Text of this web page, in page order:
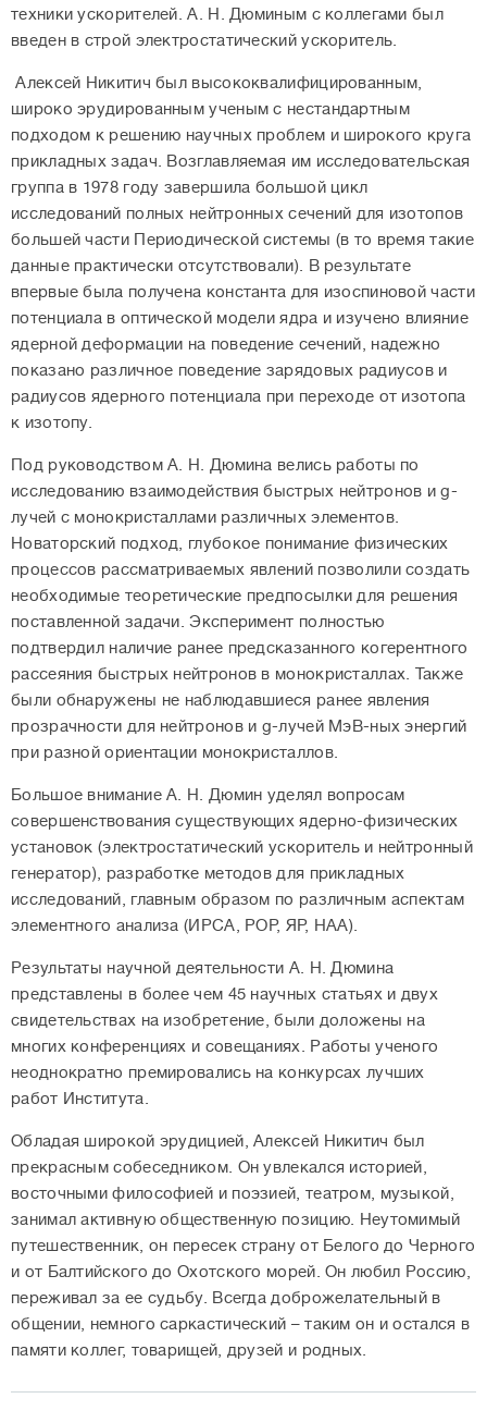
техники ускорителей. А. Н. Дюминым с коллегами был
введен в строй электростатический ускоритель.
Алексей Никитич был высококвалифицированным,
широко эрудированным ученым с нестандартным
подходом к решению научных проблем и широкого круга
прикладных задач. Возглавляемая им исследовательская
группа в 1978 году завершила большой цикл
исследований полных нейтронных сечений для изотопов
большей части Периодической системы (в то время такие
данные практически отсутствовали). В результате
впервые была получена константа для изоспиновой части
потенциала в оптической модели ядра и изучено влияние
ядерной деформации на поведение сечений, надежно
показано различное поведение зарядовых радиусов и
радиусов ядерного потенциала при переходе от изотопа
к изотопу.
Под руководством А. Н. Дюмина велись работы по
исследованию взаимодействия быстрых нейтронов и g-
лучей с монокристаллами различных элементов.
Новаторский подход, глубокое понимание физических
процессов рассматриваемых явлений позволили создать
необходимые теоретические предпосылки для решения
поставленной задачи. Эксперимент полностью
подтвердил наличие ранее предсказанного когерентного
рассеяния быстрых нейтронов в монокристаллах. Также
были обнаружены не наблюдавшиеся ранее явления
прозрачности для нейтронов и g-лучей МэВ-ных энергий
при разной ориентации монокристаллов.
Большое внимание А. Н. Дюмин уделял вопросам
совершенствования существующих ядерно-физических
установок (электростатический ускоритель и нейтронный
генератор), разработке методов для прикладных
исследований, главным образом по различным аспектам
элементного анализа (ИРСА, РОР, ЯР, НАА).
Результаты научной деятельности А. Н. Дюмина
представлены в более чем 45 научных статьях и двух
свидетельствах на изобретение, были доложены на
многих конференциях и совещаниях. Работы ученого
неоднократно премировались на конкурсах лучших
работ Института.
Обладая широкой эрудицией, Алексей Никитич был
прекрасным собеседником. Он увлекался историей,
восточными философией и поэзией, театром, музыкой,
занимал активную общественную позицию. Неутомимый
путешественник, он пересек страну от Белого до Черного
и от Балтийского до Охотского морей. Он любил Россию,
переживал за ее судьбу. Всегда доброжелательный в
общении, немного саркастический – таким он и остался в
памяти коллег, товарищей, друзей и родных.